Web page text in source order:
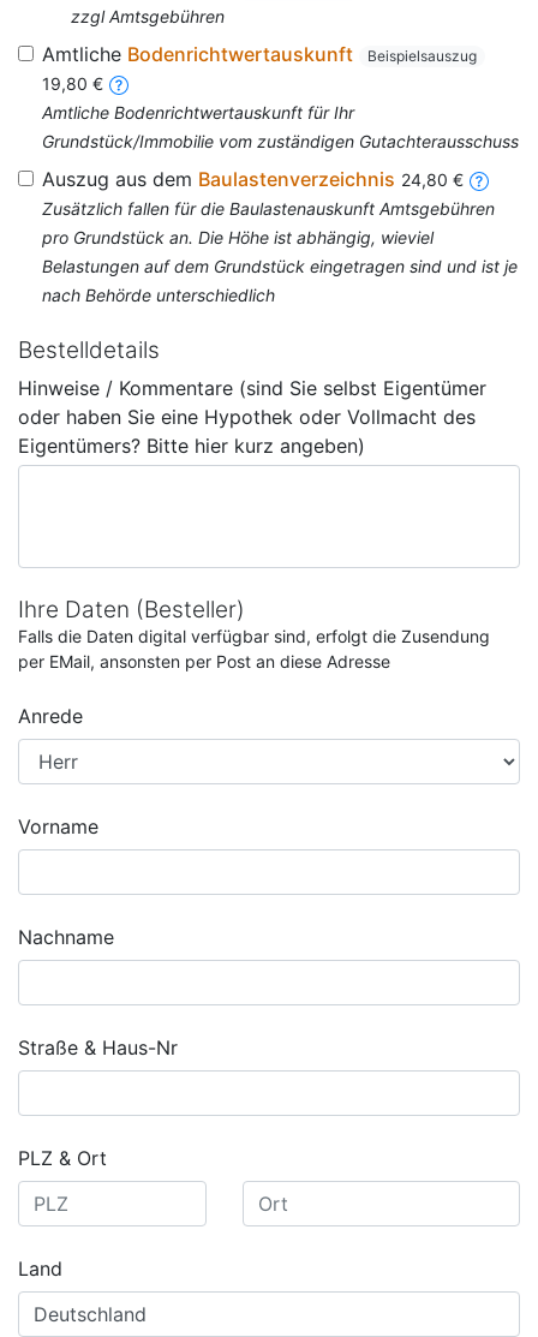
zzgl Amtsgebühren
Amtliche Bodenrichtwertauskunft Beispielsauszug
19,80 €
Amtliche Bodenrichtwertauskunft für Ihr
Grundstück/Immobilie vom zuständigen Gutachterausschuss
Auszug aus dem Baulastenverzeichnis 24,80 €
Zusätzlich fallen für die Baulastenauskunft Amtsgebühren
pro Grundstück an. Die Höhe ist abhängig, wieviel
Belastungen auf dem Grundstück eingetragen sind und ist je
nach Behörde unterschiedlich
Bestelldetails
Hinweise / Kommentare (sind Sie selbst Eigentümer
oder haben Sie eine Hypothek oder Vollmacht des
Eigentümers? Bitte hier kurz angeben)
Ihre Daten (Besteller)
Falls die Daten digital verfügbar sind, erfolgt die Zusendung
per EMail, ansonsten per Post an diese Adresse
Anrede
Vorname
Nachname
Straße & Haus-Nr
PLZ & Ort
Land